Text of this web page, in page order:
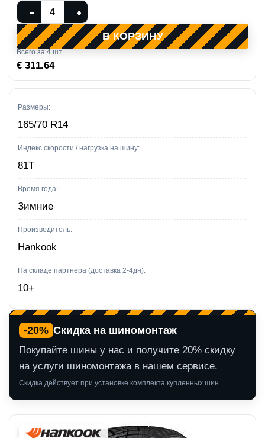
Всего за 4 шт.
€ 311.64
− + Количество
товара
Hankook
—
В КОРЗИНУ
Размеры:
165/70 R14
Индекс скорости / нагрузка на шину:
81T
Время года:
Зимние
Производитель:
Hankook
На складе партнера (доставка 2-4дн):
10+
-20% Скидка на шиномонтаж
Покупайте шины у нас и получите 20% скидку
на услуги шиномонтажа в нашем сервисе.
Скидка действует при установке комплекта купленных шин.